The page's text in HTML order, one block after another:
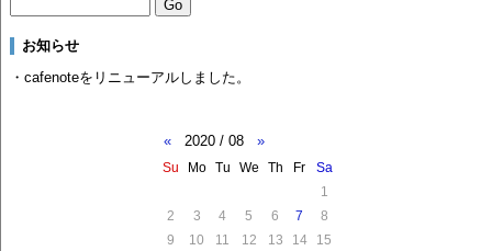
お知らせ
・cafenoteをリニューアルしました。
« 2020 / 08 »
Su Mo Tu We Th Fr
Sa
1
2
3 4 5 6 7
8
9
10 11 12 13 14
15